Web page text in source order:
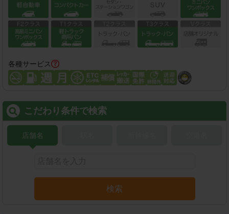
各種サービス
こだわり条件で検索
店舗名
検索